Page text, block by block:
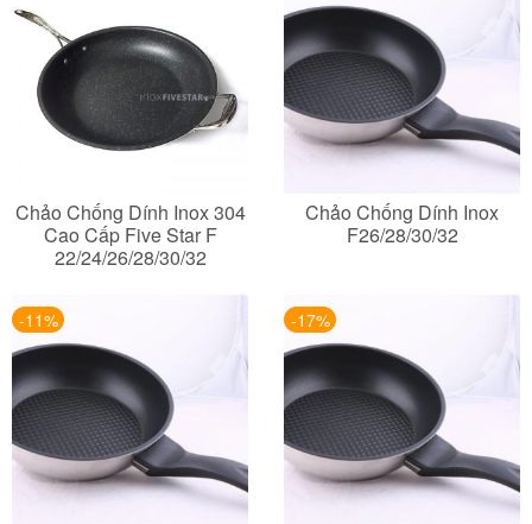
Chảo Chống Dính Inox 304
Cao Cấp Five Star F
22/24/26/28/30/32
Chảo Chống Dính Inox
F26/28/30/32
-11% -17%